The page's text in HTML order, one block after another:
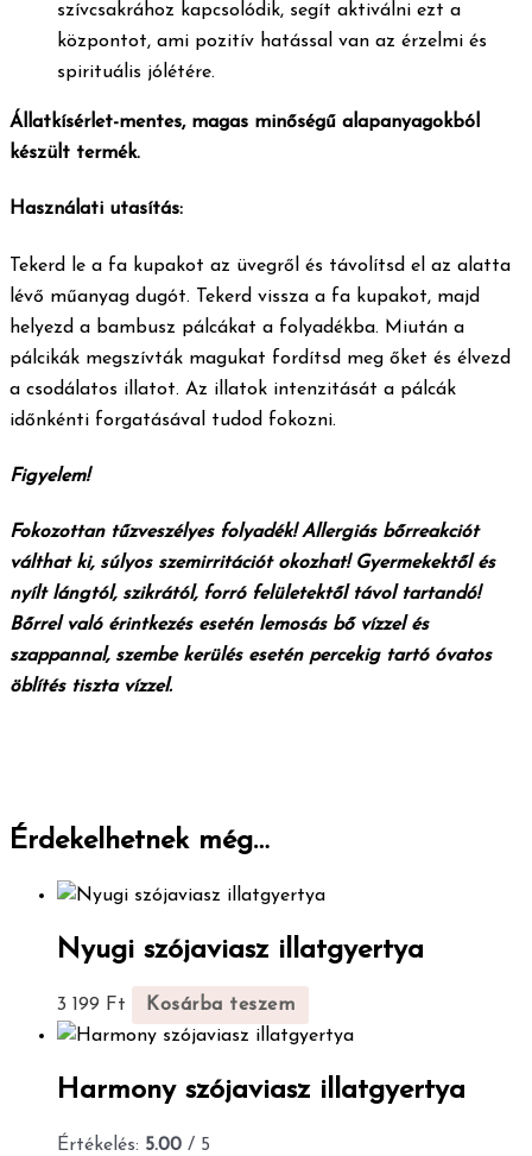
szívcsakrához kapcsolódik, segít aktiválni ezt a
központot, ami pozitív hatással van az érzelmi és
spirituális jólétére.
Állatkísérlet-mentes, magas minőségű alapanyagokból
készült termék.
Használati utasítás:
Tekerd le a fa kupakot az üvegről és távolítsd el az alatta
lévő műanyag dugót. Tekerd vissza a fa kupakot, majd
helyezd a bambusz pálcákat a folyadékba. Miután a
pálcikák megszívták magukat fordítsd meg őket és élvezd
a csodálatos illatot. Az illatok intenzitását a pálcák
időnkénti forgatásával tudod fokozni.
Figyelem!
Fokozottan tűzveszélyes folyadék! Allergiás bőrreakciót
válthat ki, súlyos szemirritációt okozhat! Gyermekektől és
nyílt lángtól, szikrától, forró felületektől távol tartandó!
Bőrrel való érintkezés esetén lemosás bő vízzel és
szappannal, szembe kerülés esetén percekig tartó óvatos
öblítés tiszta vízzel.
Érdekelhetnek még…
Nyugi szójaviasz illatgyertya
3 199 Ft Kosárba teszem
Harmony szójaviasz illatgyertya
Értékelés: 5.00 / 5